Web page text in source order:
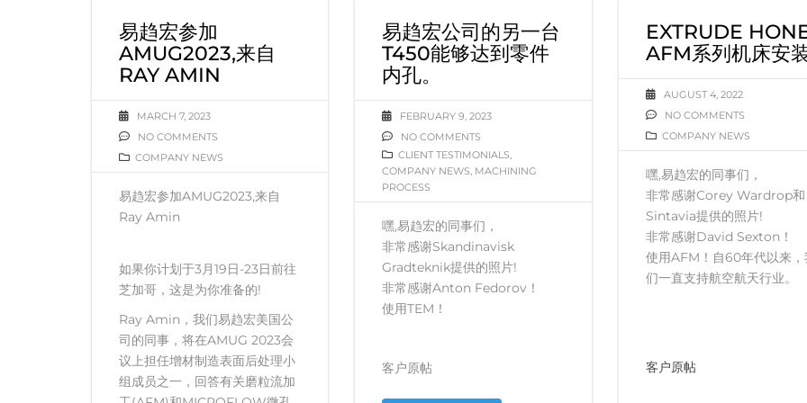
易趋宏参加
AMUG2023,来自
RAY AMIN
MARCH 7, 2023
NO COMMENTS
COMPANY NEWS
易趋宏参加AMUG2023,来自
Ray Amin
如果你计划于3月19日-23日前往
芝加哥，这是为你准备的!
Ray Amin，我们易趋宏美国公
司的同事，将在AMUG 2023会
议上担任增材制造表面后处理小
组成员之一，回答有关磨粒流加
易趋宏公司的另一台
T450能够达到零件
内孔。
FEBRUARY 9, 2023
NO COMMENTS
CLIENT TESTIMONIALS,
COMPANY NEWS, MACHINING
PROCESS
嘿,易趋宏的同事们，
非常感谢Skandinavisk
Gradteknik提供的照片!
非常感谢Anton Fedorov！
使用TEM！
客户原帖
EXTRUDE
AFM系列机床安
AUGUST 4, 2022
NO COMMENTS
COMPANY NEWS
嘿,易趋宏的同事们，
非常感谢Corey Wardrop和
Sintavia提供的照片!
非常感谢David Sexton！
使用AFM！自60年代以来，
们一直支持航空航天行业。
客户原帖